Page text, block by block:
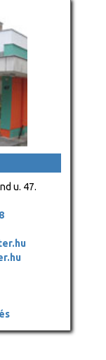
u. 47.